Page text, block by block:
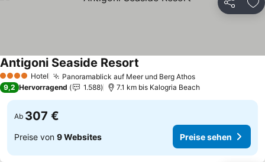
Teilen
4 Sterne Hotel Panoramablick auf Meer und Berg AthosPreise sehen
Antigoni Seaside Resort
9,2 Hervorragend 1.588 7.1 km bis Kalogria Beach
Ab 307 €
Preise von 9 Websites Preise sehen